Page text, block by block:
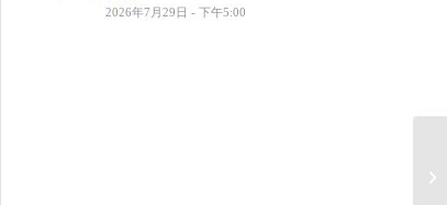
2026年7月29日 - 下午5:00